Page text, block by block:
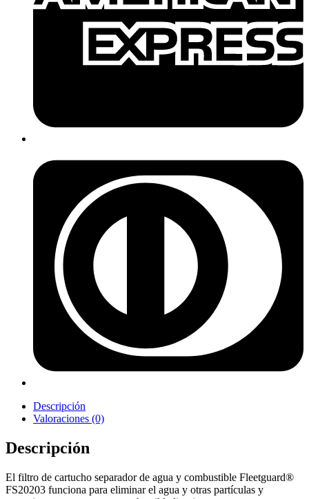
Descripción
Valoraciones (0)
Descripción
El filtro de cartucho separador de agua y combustible Fleetguard®
FS20203 funciona para eliminar el agua y otras partículas y